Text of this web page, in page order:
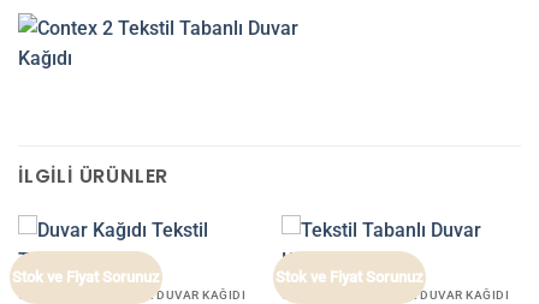
İLGILI ÜRÜNLER
Stok ve Fiyat Sorunuz
CONTEX 1 İTHAL OTEL DUVAR KAĞIDI
Stok ve Fiyat Sorunuz
CONTEX 1 İTHAL OTEL DUVAR KAĞIDI